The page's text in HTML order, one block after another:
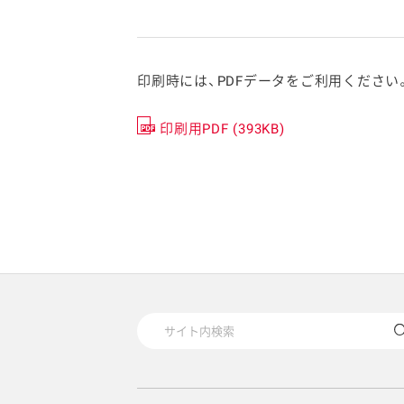
印刷時には、PDFデータをご利用ください。
印刷用PDF (393KB)